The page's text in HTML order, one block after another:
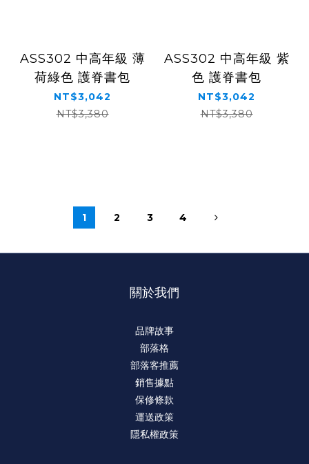
ASS302 中高年級 薄
荷綠色 護脊書包
NT$3,042
NT$3,380
ASS302 中高年級 紫
色 護脊書包
NT$3,042
NT$3,380
1 2 3 4
關於我們
品牌故事
部落格
部落客推薦
銷售據點
保修條款
運送政策
隱私權政策